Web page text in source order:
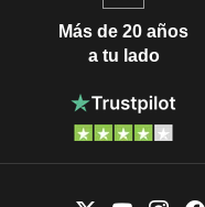
Más de 20 años
a tu lado